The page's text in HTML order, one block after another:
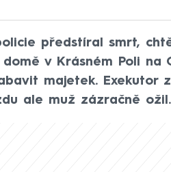
předstíral smrt,
v Krásném Poli na
majetek. Exekutor
ale muž zázračně ožil.